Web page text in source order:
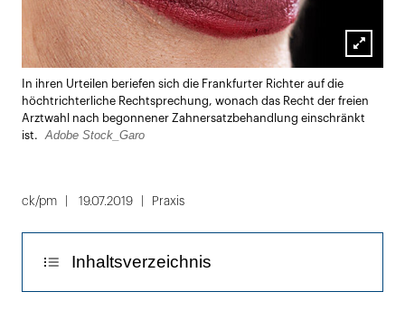
Lightbox
In ihren Urteilen beriefen sich die Frankfurter Richter auf die
höchtrichterliche Rechtsprechung, wonach das Recht der freien
Arztwahl nach begonnener Zahnersatzbehandlung einschränkt
ist.
Adobe Stock_Garo
ck/pm 19.07.2019 Praxis
Inhaltsverzeichnis